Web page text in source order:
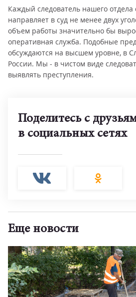
Каждый следователь нашего
направляет в суд не менее двух
объем работы значительно бы
оперативная служба. Подобные
обсуждаются на высшем уровне, в
России. Мы - в чистом виде
выявлять преступления.
Поделитесь с
в социальных сетях
Еще новости